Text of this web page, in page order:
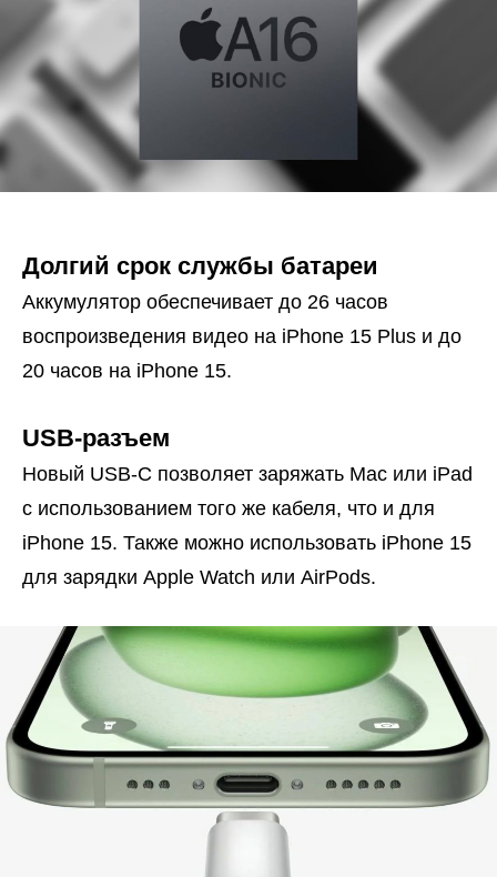
Долгий срок службы батареи
Аккумулятор обеспечивает до 26 часов
воспроизведения видео на iPhone 15 Plus и до
20 часов на iPhone 15.
USB-разъем
Новый USB-C позволяет заряжать Mac или iPad
с использованием того же кабеля, что и для
iPhone 15. Также можно использовать iPhone 15
для зарядки Apple Watch или AirPods.